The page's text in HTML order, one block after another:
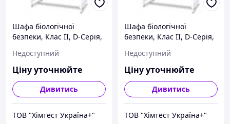
Шафа біологічної
безпеки, Клас II, D-Серія,
Недоступний
Ціну уточнюйте
Дивитись
ТОВ "Хімтест Україна+"
Шафа біологічної
безпеки, Клас II, D-Серія,
Недоступний
Ціну уточнюйте
Дивитись
ТОВ "Хімтест Україна+"